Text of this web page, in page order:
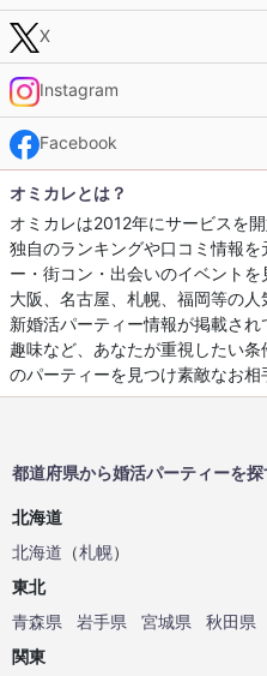
X
Instagram
Facebook
オミカレとは？
オミカレは2012年にサービスを
独自のランキングや口コミ情報
ー・街コン・出会いのイベントを
大阪、名古屋、札幌、福岡等の
新婚活パーティー情報が掲載さ
趣味など、あなたが重視したい
のパーティーを見つけ素敵なお相
都道府県から婚活パーティーを探
北海道
北海道 （札幌）
東北
青森県
岩手県 宮城県 秋田県
関東